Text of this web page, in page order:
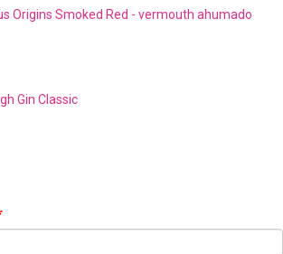
Origins Smoked Red - vermouth ahumado
Gin Classic